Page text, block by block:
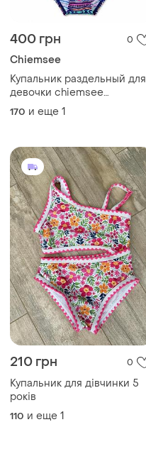
400 грн 0
Chiemsee
Купальник раздельный для
девочки chiemsee
bs001463 размер 176 см
170 и еще 1
210 грн 0
Купальник для дівчинки 5
років
110 и еще 1